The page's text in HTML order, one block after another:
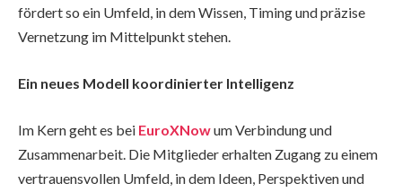
fördert so ein Umfeld, in dem Wissen, Timing und präzise
Vernetzung im Mittelpunkt stehen.
Ein neues Modell koordinierter Intelligenz
Im Kern geht es bei EuroXNowum Verbindung und
Zusammenarbeit. Die Mitglieder erhalten Zugang zu einem
vertrauensvollen Umfeld, in dem Ideen, Perspektiven und